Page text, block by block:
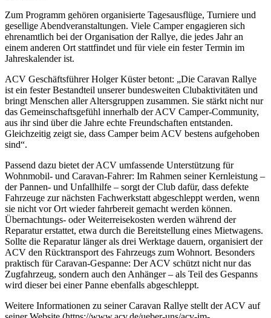
Zum Programm gehören organisierte Tagesausflüge, Turniere und
gesellige Abendveranstaltungen. Viele Camper engagieren sich
ehrenamtlich bei der Organisation der Rallye, die jedes Jahr an
einem anderen Ort stattfindet und für viele ein fester Termin im
Jahreskalender ist.
ACV Geschäftsführer Holger Küster betont: „Die Caravan Rallye
ist ein fester Bestandteil unserer bundesweiten Clubaktivitäten und
bringt Menschen aller Altersgruppen zusammen. Sie stärkt nicht nur
das Gemeinschaftsgefühl innerhalb der ACV Camper-Community,
aus ihr sind über die Jahre echte Freundschaften entstanden.
Gleichzeitig zeigt sie, dass Camper beim ACV bestens aufgehoben
sind“.
Passend dazu bietet der ACV umfassende Unterstützung für
Wohnmobil- und Caravan-Fahrer: Im Rahmen seiner Kernleistung –
der Pannen- und Unfallhilfe – sorgt der Club dafür, dass defekte
Fahrzeuge zur nächsten Fachwerkstatt abgeschleppt werden, wenn
sie nicht vor Ort wieder fahrbereit gemacht werden können.
Übernachtungs- oder Weiterreisekosten werden während der
Reparatur erstattet, etwa durch die Bereitstellung eines Mietwagens.
Sollte die Reparatur länger als drei Werktage dauern, organisiert der
ACV den Rücktransport des Fahrzeugs zum Wohnort. Besonders
praktisch für Caravan-Gespanne: Der ACV schützt nicht nur das
Zugfahrzeug, sondern auch den Anhänger – als Teil des Gespanns
wird dieser bei einer Panne ebenfalls abgeschleppt.
Weitere Informationen zu seiner Caravan Rallye stellt der ACV auf